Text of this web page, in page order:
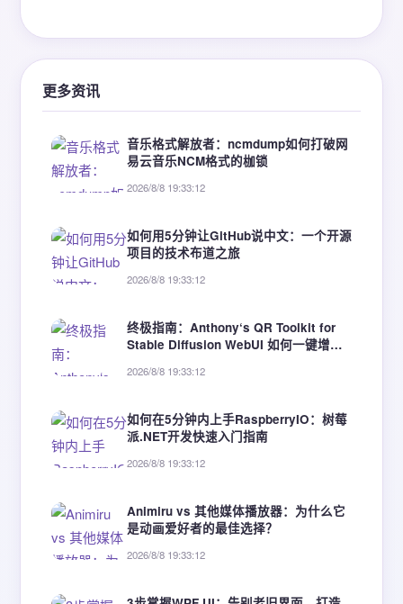
更多资讯
音乐格式解放者：ncmdump如何打破网
易云音乐NCM格式的枷锁
2026/8/8 19:33:12
如何用5分钟让GitHub说中文：一个开源
项目的技术布道之旅
2026/8/8 19:33:12
终极指南：Anthony‘s QR Toolkit for
Stable Diffusion WebUI 如何一键增强
2026/8/8 19:33:12
如何在5分钟内上手RaspberryIO：树莓
派.NET开发快速入门指南
2026/8/8 19:33:12
Animiru vs 其他媒体播放器：为什么它
是动画爱好者的最佳选择？
2026/8/8 19:33:12